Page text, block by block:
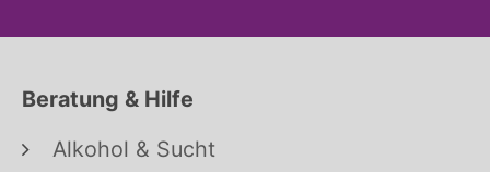
Beratung & Hilfe
Alkohol & Sucht